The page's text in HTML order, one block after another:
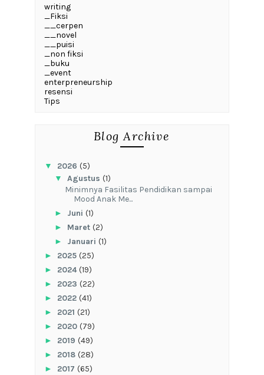
writing
_Fiksi
__cerpen
__novel
__puisi
_non fiksi
_buku
_event
enterpreneurship
resensi
Tips
Blog Archive
▼ 2026 (5)
▼ Agustus (1)
‎Minimnya Fasilitas Pendidikan sampai
Mood Anak Me...
► Juni (1)
► Maret (2)
► Januari (1)
► 2025 (25)
► 2024(19)
► 2023 (22)
► 2022 (41)
► 2021 (21)
► 2020 (79)
► 2019 (49)
► 2018 (28)
► 2017 (65)